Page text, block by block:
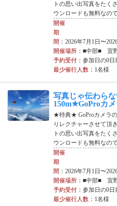
トの思い出写真をたく
ウンロードも無料なので
開催
期
間 ：2026年7月1日〜
開催場所：■中部■ 宜
予約受付：参加日の0日
最少催行人数：1名様
写真じゃ伝わら
150m★GoProカ
★特典★ GoProカメラ
りレクチャーさせて頂
トの思い出写真をたく
ウンロードも無料なので
開催
期
間 ：2026年7月1日〜
開催場所：■中部■ 宜
予約受付：参加日の0日
最少催行人数：1名様